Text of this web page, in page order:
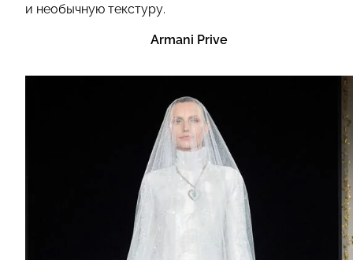
и необычную текстуру.
Armani Prive